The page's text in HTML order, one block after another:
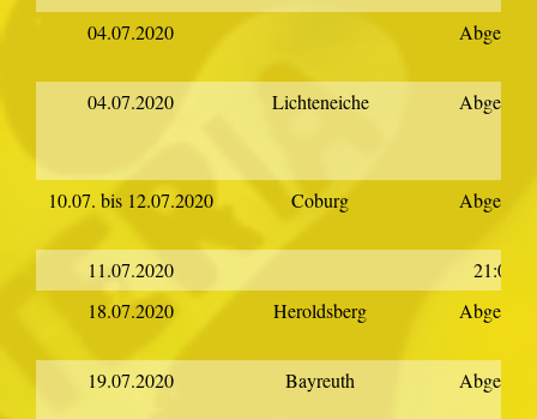
04.07.2020 Abgesagt
04.07.2020 Lichteneiche Abgesagt
10.07. bis 12.07.2020 Coburg Abgesagt
11.07.2020
21:00
18.07.2020
Heroldsberg Abgesagt
19.07.2020 Bayreuth Abgesagt